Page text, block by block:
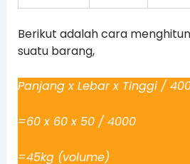
Berikut adalah cara
suatu barang,
Panjang x Lebar x Tinggi /
=60 x 60 x 50 / 4000
=45kg (volume)